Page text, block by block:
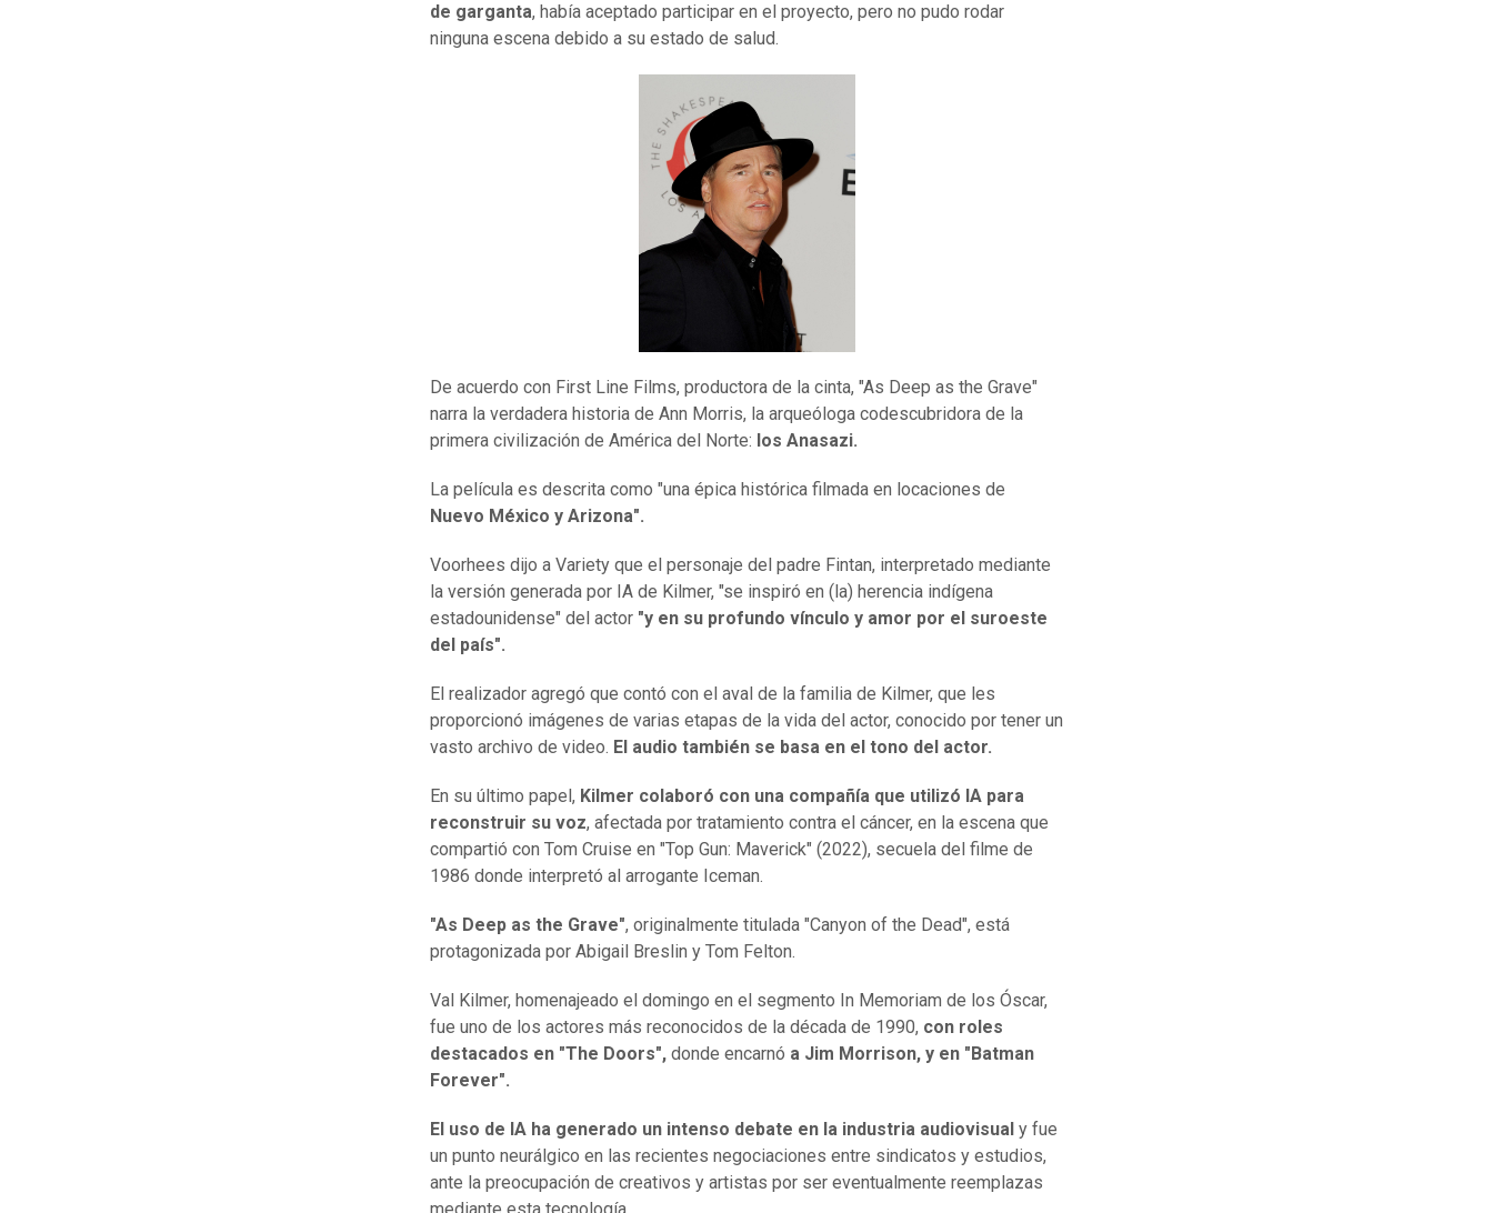
de garganta, había aceptado participar en el proyecto, pero no pudo rodar
ninguna escena debido a su estado de salud.
De acuerdo con First Line Films, productora de la cinta, "As Deep as the Grave"
narra la verdadera historia de Ann Morris, la arqueóloga codescubridora de la
primera civilización de América del Norte: los Anasazi.
La película es descrita como "una épica histórica filmada en locaciones de
Nuevo México y Arizona".
Voorhees dijo a Variety que el personaje del padre Fintan, interpretado mediante
la versión generada por IA de Kilmer, "se inspiró en (la) herencia indígena
estadounidense" del actor "y en su profundo vínculo y amor por el suroeste
del país".
El realizador agregó que contó con el aval de la familia de Kilmer, que les
proporcionó imágenes de varias etapas de la vida del actor, conocido por tener un
vasto archivo de video. El audio también se basa en el tono del actor.
En su último papel, Kilmer colaboró con una compañía que utilizó IA para
reconstruir su voz, afectada por tratamiento contra el cáncer, en la escena que
compartió con Tom Cruise en "Top Gun: Maverick" (2022), secuela del filme de
1986 donde interpretó al arrogante Iceman.
"As Deep as the Grave", originalmente titulada "Canyon of the Dead", está
protagonizada por Abigail Breslin y Tom Felton.
Val Kilmer, homenajeado el domingo en el segmento In Memoriam de los Óscar,
fue uno de los actores más reconocidos de la década de 1990, con roles
destacados en "The Doors", donde encarnó a Jim Morrison, y en "Batman
Forever".
El uso de IA ha generado un intenso debate en la industria audiovisual y fue
un punto neurálgico en las recientes negociaciones entre sindicatos y estudios,
ante la preocupación de creativos y artistas por ser eventualmente reemplazas